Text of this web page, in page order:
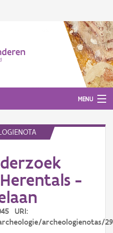
MENU
-
URI:
archeologienotas/